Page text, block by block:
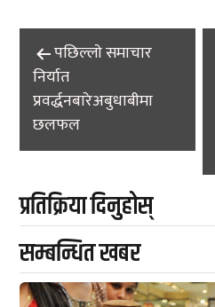
Post
navigation
पछिल्लाे समाचार
निर्यात
प्रवर्द्धनबारेअबुधाबीमा
छलफल
प्रतिक्रिया दिनुहोस्
सम्बन्धित खबर